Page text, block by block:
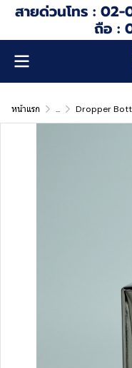
สายด่วนโทร :
ถือ :
หน้าแรก ... Dropper Bottle/ขวด